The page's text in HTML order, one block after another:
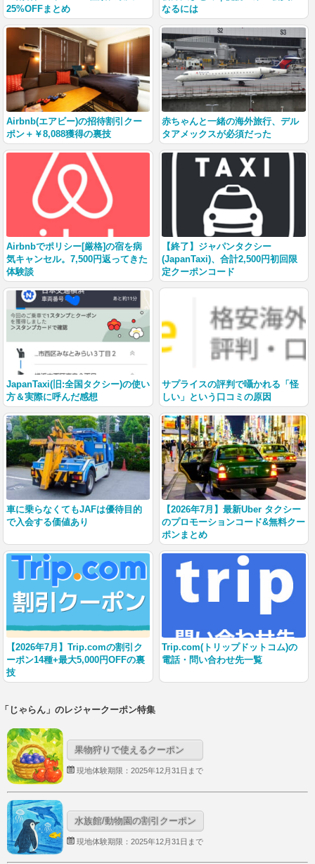
25%OFFまとめ
なるには
Airbnb(エアビー)の招待割引クー
ポン＋￥8,088獲得の裏技
赤ちゃんと一緒の海外旅行、デル
タアメックスが必須だった
Airbnbでポリシー[厳格]の宿を病
気キャンセル。7,500円返ってきた
体験談
【終了】ジャパンタクシー
(JapanTaxi)、合計2,500円初回限
定クーポンコード
JapanTaxi(旧:全国タクシー)の使い
方＆実際に呼んだ感想
サプライスの評判で囁かれる「怪
しい」という口コミの原因
車に乗らなくてもJAFは優待目的
で入会する価値あり
【2026年7月】最新Uber タクシー
のプロモーションコード&無料クー
ポンまとめ
【2026年7月】Trip.comの割引ク
ーポン14種+最大5,000円OFFの裏
技
Trip.com(トリップドットコム)の
電話・問い合わせ先一覧
「じゃらん」のレジャークーポン特集
果物狩りで使えるクーポン
現地体験期限：2025年12月31日まで
水族館/動物園の割引クーポン
現地体験期限：2025年12月31日まで